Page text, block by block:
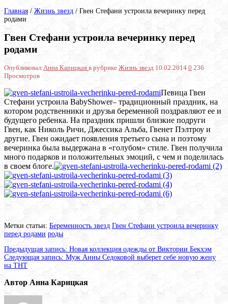
Главная / Жизнь звезд /Гвен Стефани устроила вечеринку перед
родами
Гвен Стефани устроила вечеринку перед
родами
Опубликовал:Анна Карицкая в рубрике Жизнь звезд 10.02.2014 0 236
Просмотров
Певица Гвен
Стефани устроилаBabyShower– традиционный праздник, на
котором родственники и друзья беременной поздравляют ее и
будущего ребенка. На праздник пришли близкие подруги
Гвен, как Николь Ричи, Джессика Альба, Гвенет Пэлтроу и
другие. Гвен ожидает появления третьего сына и поэтому
вечеринка была выдержана в «голубом» стиле. Гвен получила
много подарков и положительных эмоций, с чем и поделилась
в своем блоге.
Метки статьи: Беременность звезд Гвен Стефани устроила вечеринку
перед родами роды
Предыдущая запись: Новая коллекция одежды от Виктории Бекхэм
Следующая запись: Муж Анны Седоковой выберет себе новую жену
на ТНТ
Автор Анна Карицкая